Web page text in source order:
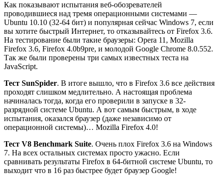
Как показывают испытания веб-обозревателей
проводившиеся над тремя операционными системами —
Ubuntu 10.10 (32-64 бит) и популярная сейчас Windows 7, если
вы хотите быстрый Интернет, то отказывайтесь от Firefox 3.6.
На тестирование были такие браузеры: Opera 11, Mozilla
Firefox 3.6, Firefox 4.0b9pre, и молодой Google Chrome 8.0.552.
Так же были проверены три самых известных теста на
JavaScript.
Тест SunSpider. В итоге вышло, что в Firefox 3.6 все действия
проходят слишком медлительно. А настоящая проблема
начиналась тогда, когда его проверили в запуске в 32-
разрядной системе Ubuntu. А вот самым быстрым, в ходе
испытания, оказался браузер (даже независимо от
операционной системы)… Mozilla Firefox 4.0!
Тест V8 Benchmark Suite. Очень плох Firefox 3.6 на Windows
7. На всех остальных системах просто ужасно. Если
сравнивать результаты Firefox в 64-битной системе Ubuntu, то
выходит что в 16 раз быстрее будет браузер Google!